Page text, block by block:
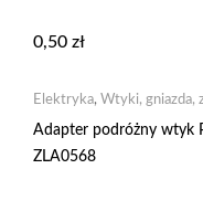
0,50 zł
Elektryka, Wtyki, gniazda,
Adapter podróżny wtyk
ZLA0568